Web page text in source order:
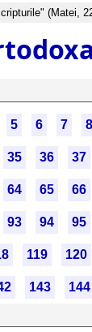
(Matei,
5 6 7 8
35 36 37
64 65 66
93 94 95
119 120
143 144